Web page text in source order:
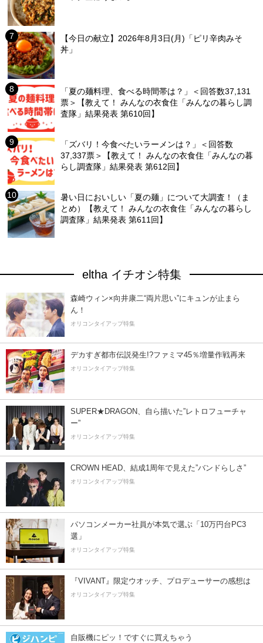
【今日の献立】2026年8月3日(月)「ピリ辛肉みそ
丼」
「夏の麺料理、食べる時間帯は？」＜回答数37,131
票＞【教えて！ みんなの衣食住「みんなの暮らし調
査隊」結果発表 第610回】
「ズバリ！今食べたいラーメンは？」＜回答数
37,337票＞【教えて！ みんなの衣食住「みんなの暮
らし調査隊」結果発表 第612回】
暑い日においしい「夏の麺」について大調査！（ま
とめ）【教えて！ みんなの衣食住「みんなの暮らし
調査隊」結果発表 第611回】
eltha イチオシ特集
森崎ウィン×向井康二“両片思い”にキュンが止まら
ん！
オリコンタイアップ特集
デカすぎ都市伝説発生!?ファミマ45％増量作戦再来
オリコンタイアップ特集
SUPER★DRAGON、自ら描いた”レトロフューチャ
ー”
オリコンタイアップ特集
CROWN HEAD、結成1周年で見えた”バンドらしさ”
オリコンタイアップ特集
パソコンメーカー社員が本気で選ぶ「10万円台PC3
選」
オリコンタイアップ特集
『VIVANT』限定ウオッチ、プロデューサーの感想は
オリコンタイアップ特集
自販機にピッ！ですぐに買えちゃう